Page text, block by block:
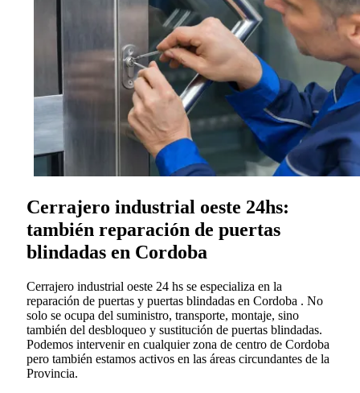
Cerrajero industrial oeste 24hs:
también reparación de puertas
blindadas en Cordoba
Cerrajero industrial oeste 24 hs se especializa en la
reparación de puertas y puertas blindadas en Cordoba . No
solo se ocupa del suministro, transporte, montaje, sino
también del desbloqueo y sustitución de puertas blindadas.
Podemos intervenir en cualquier zona de centro de Cordoba
pero también estamos activos en las áreas circundantes de la
Provincia.